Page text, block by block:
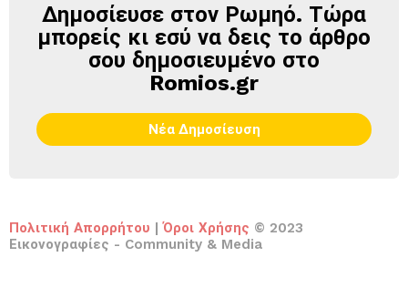
ΔΗΜΟΣΊΕΥΣΕ
ΣΤΟΝ
ΡΩΜΗΌ
Δημοσίευσε στον Ρωμηό. Τώρα
μπορείς κι εσύ να δεις το άρθρο
σου δημοσιευμένο στο
Romios.gr
Νέα Δημοσίευση
Πολιτική Απορρήτου | Όροι Χρήσης © 2023
Εικονογραφίες - Community & Media